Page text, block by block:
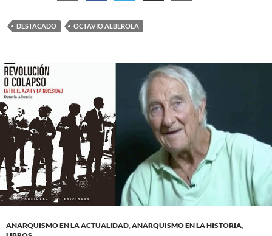
DESTACADO OCTAVIO ALBEROLA
ANARQUISMO EN LA ACTUALIDAD,ANARQUISMO EN LA HISTORIA,